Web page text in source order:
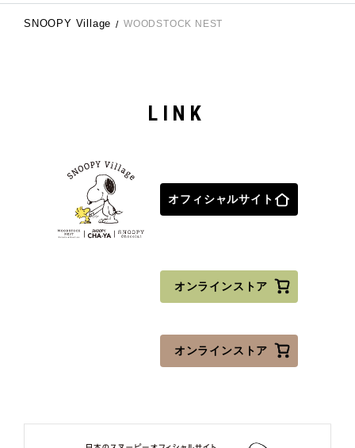
SNOOPY Village WOODSTOCK NEST
LINK
オフィシャルサイト
オンラインストア
オンラインストア